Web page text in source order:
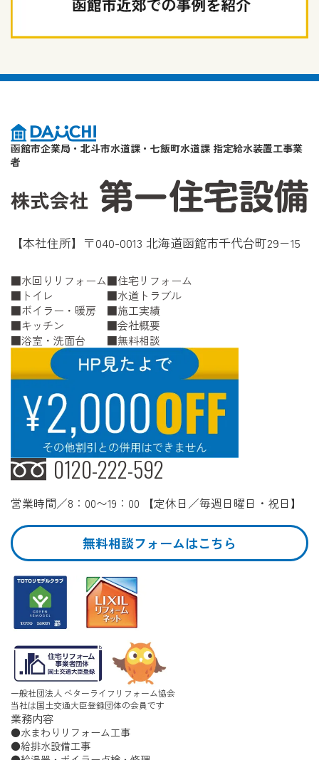
函館市企業局・北斗市水道課・七飯町水道課 指定給水装置工事業
者
【本社住所】〒040-0013 北海道函館市千代台町29−15
水回りリフォーム
トイレ
ボイラー・暖房
キッチン
浴室・洗面台
住宅リフォーム
水道トラブル
施工実績
会社概要
無料相談
0120-222-592
営業時間／8：00〜19：00 【定休日／毎週日曜日・祝日】
無料相談フォームはこちら
一般社団法人 ベターライフリフォーム協会
当社は国土交通大臣登録団体の会員です
業務内容
水まわりリフォーム工事
給排水設備工事